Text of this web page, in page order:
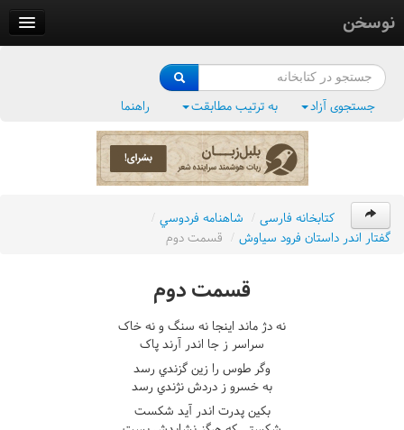
نوسخن
فرهنگ واژگان
جستجوی آزاد به ترتیب مطابقت راهنما
کتابخانه فارسی / شاهنامه فردوسي /
گفتار اندر داستان فرود سياوش / قسمت دوم
قسمت دوم
نه دژ ماند اينجا نه سنگ و نه خاک
سراسر ز جا اندر آرند پاک
وگر طوس را زين گزندي رسد
به خسرو ز دردش نژندي رسد
بکين پدرت اندر آيد شکست